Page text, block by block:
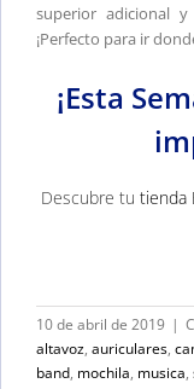
superior adicional
¡Perfecto para ir
¡Esta
Descubre tu tienda
10 de abril de 2019 |
altavoz, auriculares,
band, mochila, musica,